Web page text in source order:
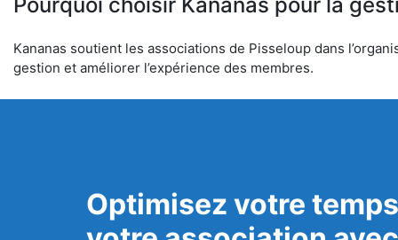
Kananas soutient les associations de Pisseloup dans
gestion et améliorer l’expérience des membres.
Optimisez votre